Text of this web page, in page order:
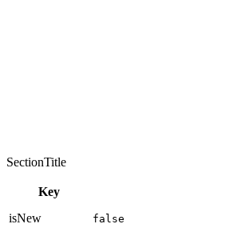
SectionTitle
Key
isNew
false